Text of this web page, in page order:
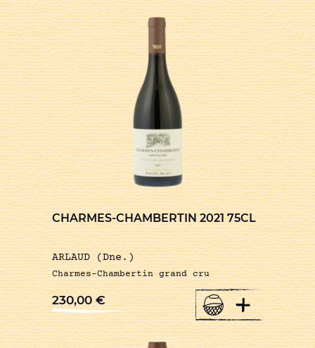
CHARMES-CHAMBERTIN 2021 75CL
ARLAUD (Dne.)
Charmes-Chambertin grand cru
230,00€ +